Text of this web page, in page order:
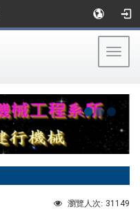
瀏覽人次: 31149